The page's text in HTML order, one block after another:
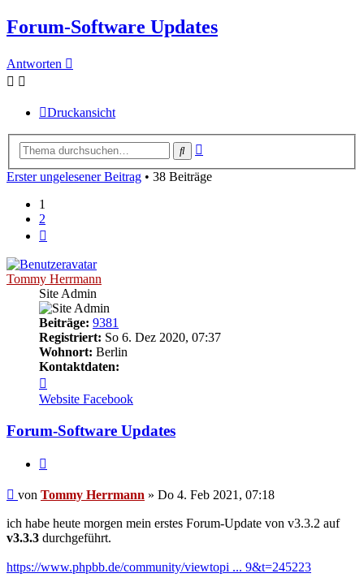
Forum-Software Updates
Antworten
Druckansicht
Suche
Erster ungelesener Beitrag • 38 Beiträge
1
2
Tommy Herrmann
Site Admin
Beiträge: 9381
Registriert: So 6. Dez 2020, 07:37
Wohnort: Berlin
Kontaktdaten:
von
Tommy
Herrmann
Website Facebook
Forum-Software Updates
Ungelesener
von Tommy Herrmann » Do 4. Feb 2021, 07:18
ich habe heute morgen mein erstes Forum-Update von v3.3.2 auf
v3.3.3 durchgeführt.
https://www.phpbb.de/community/viewtopi ... 9&t=245223